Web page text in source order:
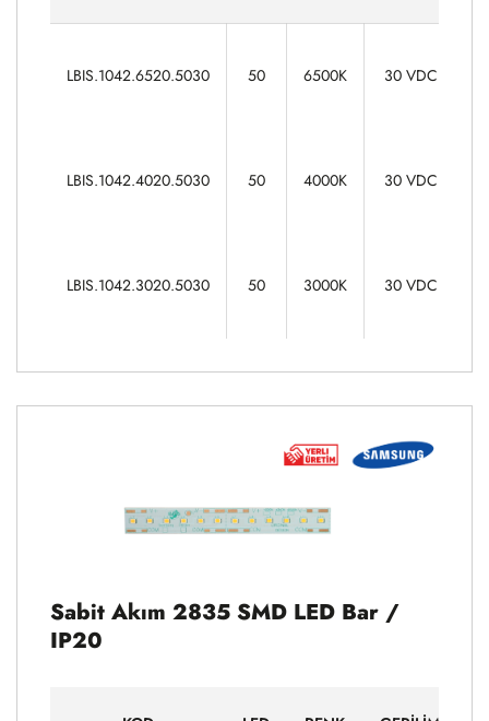
LBIS.1042.6520.5030 50 6500K 30 VDC
LBIS.1042.4020.5030 50 4000K 30 VDC
LBIS.1042.3020.5030 50 3000K 30 VDC
Sabit Akım 2835 SMD LED Bar /
IP20